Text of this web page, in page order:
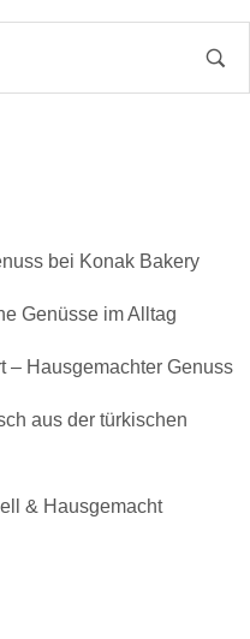
bei Konak Bakery
Genüsse im Alltag
– Hausgemachter Genuss
aus der türkischen
& Hausgemacht